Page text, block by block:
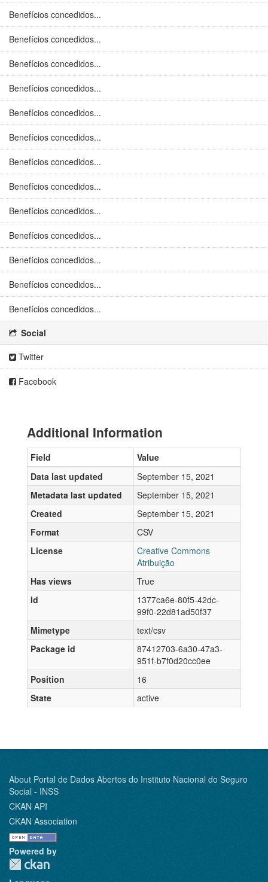
Benefícios concedidos...
Benefícios concedidos...
Benefícios concedidos...
Benefícios concedidos...
Benefícios concedidos...
Benefícios concedidos...
Benefícios concedidos...
Benefícios concedidos...
Benefícios concedidos...
Benefícios concedidos...
Benefícios concedidos...
Benefícios concedidos...
Benefícios concedidos...
Social
Twitter
Facebook
Additional Information
Field
Value
Data last updated
September 15, 2021
Metadata last updated
September 15, 2021
Created
September 15, 2021
Format
CSV
License
Creative Commons
Atribuição
Has views
True
Id
1377ca6e-80f5-42dc-
99f0-22d81ad50f37
Mimetype
text/csv
Package id
87412703-6a30-47a3-
951f-b7f0d20cc0ee
Position
16
State
active
About Portal de Dados Abertos do Instituto Nacional do Seguro
Social - INSS
CKAN API
CKAN Association
Powered by